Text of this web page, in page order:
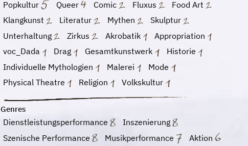
Popkultur
Queer Comic Fluxus
Food Art
Klangkunst
Literatur Mythen
Skulptur
Unterhaltung
Zirkus Akrobatik
Appropriation
voc_Dada
Drag Gesamtkunstwerk
Historie
Individuelle Mythologien
Malerei
Mode
Physical Theatre
Religion Volkskultur
Genres
Dienstleistungsperformance
Inszenierung
Szenische Performance
Musikperformance
Aktion